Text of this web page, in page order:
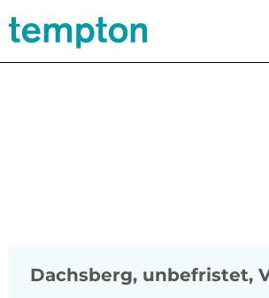
Dachsberg, unbefristet,